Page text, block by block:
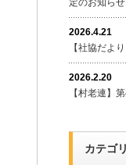
定のお知らせ
2026.4.21
【社協だよ
2026.2.20
【村老連】
カテゴ